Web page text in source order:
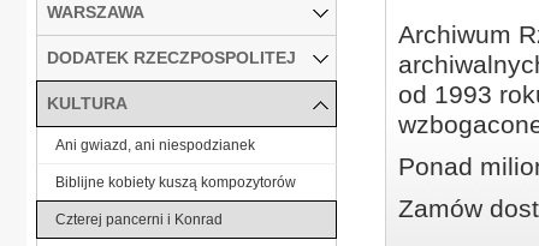
Archiwum
od 1993
Ponad
Zamów
WARSZAWA
DODATEK RZECZPOSPOLITEJ
KULTURA
Ani gwiazd, ani niespodzianek
Biblijne kobiety kuszą kompozytorów
Czterej pancerni i Konrad